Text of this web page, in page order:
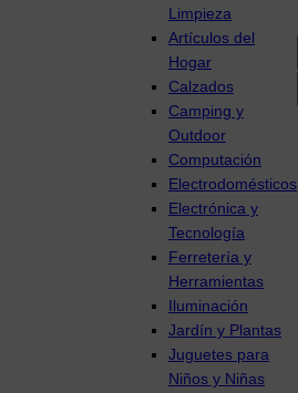
Limpieza
Artículos del
Hogar
Calzados
Camping y
Outdoor
Computación
Electrodomésticos
Electrónica y
Tecnología
Ferretería y
Herramientas
Iluminación
Jardín y Plantas
Juguetes para
Niños y Niñas